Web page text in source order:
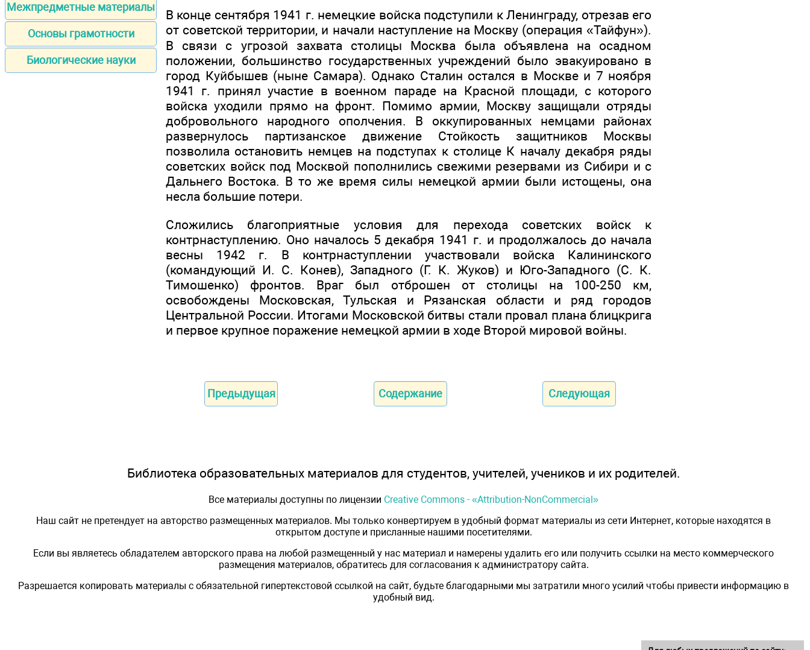
Межпредметные материалы
Основы грамотности
Биологические науки
В конце сентября 1941 г. немецкие войска подступили к Ленинграду, отрезав его
от советской территории, и начали наступление на Москву (операция «Тайфун»).
В связи с угрозой захвата столицы Москва была объявлена на осадном
положении, большинство государственных учреждений было эвакуировано в
город Куйбышев (ныне Самара). Однако Сталин остался в Москве и 7 ноября
1941 г. принял участие в военном параде на Красной площади, с которого
войска уходили прямо на фронт. Помимо армии, Москву защищали отряды
добровольного народного ополчения. В оккупированных немцами районах
развернулось партизанское движение Стойкость защитников Москвы
позволила остановить немцев на подступах к столице К началу декабря ряды
советских войск под Москвой пополнились свежими резервами из Сибири и с
Дальнего Востока. В то же время силы немецкой армии были истощены, она
несла большие потери.
Сложились благоприятные условия для перехода советских войск к
контрнаступлению. Оно началось 5 декабря 1941 г. и продолжалось до начала
весны 1942 г. В контрнаступлении участвовали войска Калининского
(командующий И. С. Конев), Западного (Г. К. Жуков) и Юго-Западного (С. К.
Тимошенко) фронтов. Враг был отброшен от столицы на 100-250 км,
освобождены Московская, Тульская и Рязанская области и ряд городов
Центральной России. Итогами Московской битвы стали провал плана блицкрига
и первое крупное поражение немецкой армии в ходе Второй мировой войны.
Предыдущая Содержание Следующая
Библиотека образовательных материалов для студентов, учителей, учеников и их родителей.
Все материалы доступны по лицензии Creative Commons - «Attribution-NonCommercial»
Наш сайт не претендует на авторство размещенных материалов. Мы только конвертируем в удобный формат материалы из сети Интернет, которые находятся в
открытом доступе и присланные нашими посетителями.
Если вы являетесь обладателем авторского права на любой размещенный у нас материал и намерены удалить его или получить ссылки на место коммерческого
размещения материалов, обратитесь для согласования к администратору сайта.
Разрешается копировать материалы с обязательной гипертекстовой ссылкой на сайт, будьте благодарными мы затратили много усилий чтобы привести информацию в
удобный вид.